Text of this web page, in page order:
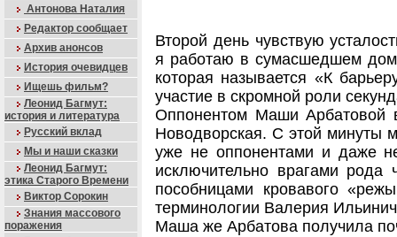
Антонова Наталия
Редактор сообщает
Архив анонсов
История очевидцев
Ищешь фильм?
Леонид Багмут:
история и литература
Русский вклад
Мы и наши сказки
Леонид Багмут:
этика Старого Времени
Виктор Сорокин
Знания массового
поражения
Второй день чувствую
я работаю в сумасшедшем
которая называется «К
участие в скромной роли
Оппонентом Маши Арбатовой
Новодворская. С этой минуты
уже не оппонентами и даже
исключительно врагами рода
пособницами кровавого
терминологии Валерия
Маша же Арбатова получила